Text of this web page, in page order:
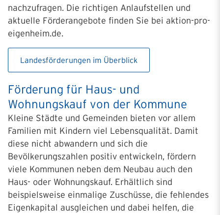
nachzufragen. Die richtigen Anlaufstellen und
aktuelle Förderangebote finden Sie bei aktion-pro-
eigenheim.de.
Landesförderungen im Überblick
Förderung für Haus- und
Wohnungskauf von der Kommune
Kleine Städte und Gemeinden bieten vor allem
Familien mit Kindern viel Lebensqualität. Damit
diese nicht abwandern und sich die
Bevölkerungszahlen positiv entwickeln, fördern
viele Kommunen neben dem Neubau auch den
Haus- oder Wohnungskauf. Erhältlich sind
beispielsweise einmalige Zuschüsse, die fehlendes
Eigenkapital ausgleichen und dabei helfen, die